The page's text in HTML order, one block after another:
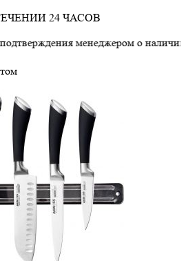
24 ЧАСОВ
менеджером о наличии